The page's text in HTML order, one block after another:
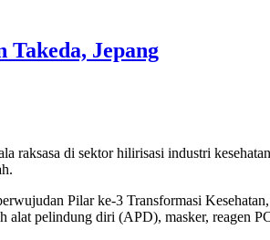
Takeda, Jepang
raksasa di sektor hilirisasi industri
Pilar ke-3 Transformasi
pelindung diri (APD), masker, reagen